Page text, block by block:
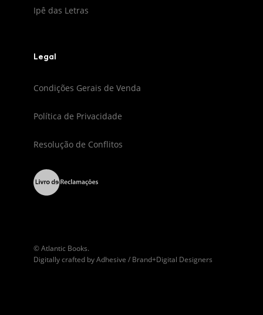
Ipê das Letras
Legal
Condições Gerais de Venda
Política de Privacidade
Resolução de Conflitos
© Atlantic Books.
Digitally crafted byAdhesive / Brand+Digital Designers